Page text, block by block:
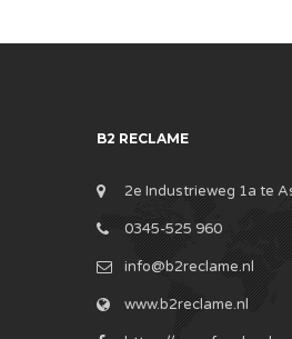
B2 RECLAME
2e Industrieweg 1a te
0345-525 960
info@b2reclame.nl
www.b2reclame.nl